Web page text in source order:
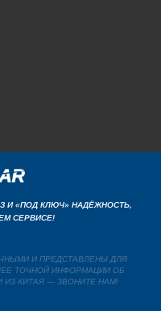
И «ПОД КЛЮЧ» НАДЁЖНОСТЬ,
СЕРВИСЕ!
И ПРЕДСТАВЛЕНЫ ДЛЯ
ТОЧНОЙ ИНФОРМАЦИИ ОБ
ИЗ КИТАЯ — ЗВОНИТЕ НАМ!